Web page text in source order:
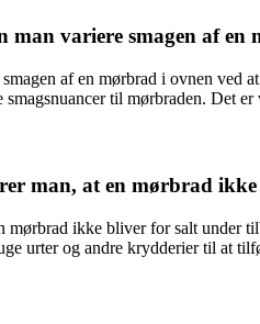
man variere smagen af
af en mørbrad i ovnen ved
til mørbraden. Det
man, at en mørbrad
mørbrad ikke bliver for salt under
urter og andre krydderier til at